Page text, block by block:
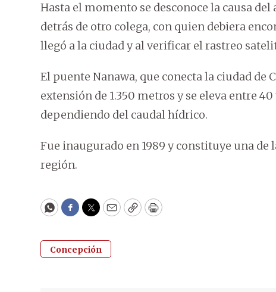
Hasta el momento se desconoce la causa del
detrás de otro colega, con quien debiera
llegó a la ciudad y al verificar el rastreo
El puente Nanawa, que conecta la ciudad de
extensión de 1.350 metros y se eleva entre
dependiendo del caudal hídrico.
Fue inaugurado en 1989 y constituye una
región.
WhatsApp
Facebook
Twitter
EmailCopyPrint
Concepción